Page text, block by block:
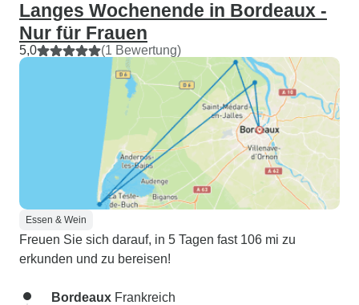
Langes Wochenende in Bordeaux -
Nur für Frauen
5,0 (1 Bewertung)
Essen & Wein
Freuen Sie sich darauf, in 5 Tagen fast 106 mi zu
erkunden und zu bereisen!
Bordeaux Frankreich